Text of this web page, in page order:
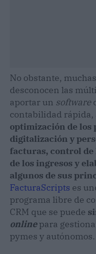
No obstante,
desconocen las
aportar un software
contabilidad rápida,
optimización de los
digitalización y
facturas, control de
de los ingresos y
algunos de sus
FacturaScripts es
programa libre de
CRM que se puede
onlinepara
pymes y autónomos.